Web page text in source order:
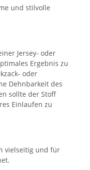
und stilvolle
Jersey- oder
Ergebnis zu
oder
Dehnbarkeit des
sollte der Stoff
Einlaufen zu
vielseitig und für